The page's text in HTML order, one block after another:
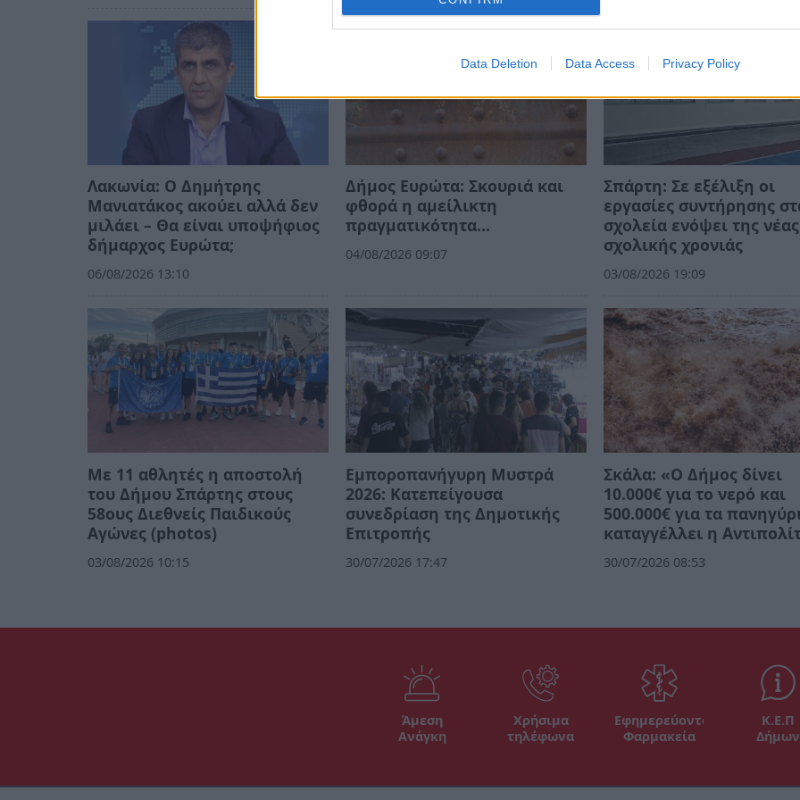
Data Deletion Data Access Privacy Policy
Λακωνία: Ο Δημήτρης
Μανιατάκος ακούει αλλά δεν
μιλάει – Θα είναι υποψήφιος
δήμαρχος Ευρώτα;
06/08/2026 13:10
Δήμος Ευρώτα: Σκουριά και
φθορά η αμείλικτη
πραγματικότητα…
04/08/2026 09:07
Σπάρτη: Σε εξέλιξη οι
εργασίες συντήρησης
σχολεία ενόψει της νέας
σχολικής χρονιάς
03/08/2026 19:09
Με 11 αθλητές η αποστολή
του Δήμου Σπάρτης στους
58ους Διεθνείς Παιδικούς
Αγώνες (photos)
03/08/2026 10:15
Εμποροπανήγυρη Μυστρά
2026: Κατεπείγουσα
συνεδρίαση της Δημοτικής
Επιτροπής
30/07/2026 17:47
Σκάλα: «Ο Δήμος δίνει
10.000€ για το νερό και
500.000€ για τα
καταγγέλλει η
30/07/2026 08:53
Άμεση
Ανάγκη
Χρήσιμα
τηλέφωνα
Εφημερεύοντα
Φαρμακεία
Κ.Ε.Π
Δήμων